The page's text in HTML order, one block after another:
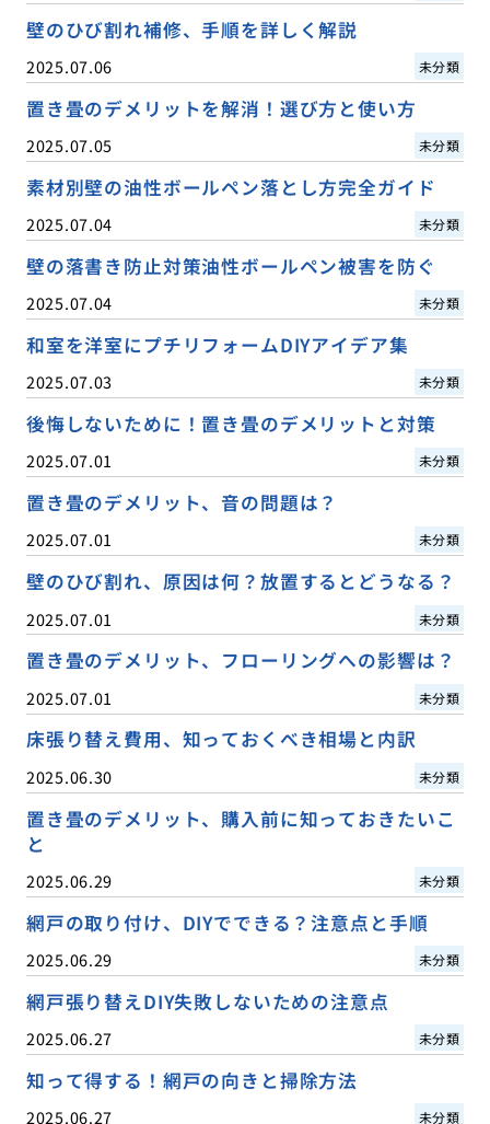
壁のひび割れ補修、手順を詳しく解説
2025.07.06 未分類
置き畳のデメリットを解消！選び方と使い方
2025.07.05 未分類
素材別壁の油性ボールペン落とし方完全ガイド
2025.07.04 未分類
壁の落書き防止対策油性ボールペン被害を防ぐ
2025.07.04 未分類
和室を洋室にプチリフォームDIYアイデア集
2025.07.03 未分類
後悔しないために！置き畳のデメリットと対策
2025.07.01 未分類
置き畳のデメリット、音の問題は？
2025.07.01 未分類
壁のひび割れ、原因は何？放置するとどうなる？
2025.07.01 未分類
置き畳のデメリット、フローリングへの影響は？
2025.07.01 未分類
床張り替え費用、知っておくべき相場と内訳
2025.06.30 未分類
置き畳のデメリット、購入前に知っておきたいこ
と
2025.06.29 未分類
網戸の取り付け、DIYでできる？注意点と手順
2025.06.29 未分類
網戸張り替えDIY失敗しないための注意点
2025.06.27 未分類
知って得する！網戸の向きと掃除方法
2025.06.27 未分類